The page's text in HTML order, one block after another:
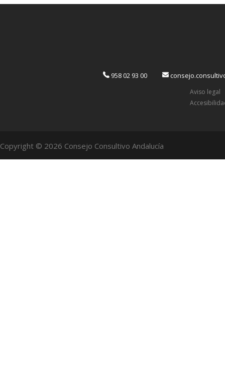
958 02 93 00
Aviso legal
Copyright © 2026 Consejo Consultivo Andalucía